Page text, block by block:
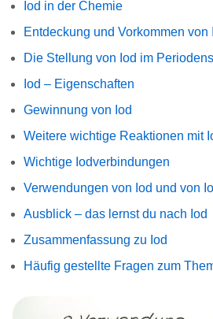
Iod in der Chemie
Entdeckung und Vorkommen von
Die Stellung von Iod im
Iod – Eigenschaften
Gewinnung von Iod
Weitere wichtige Reaktionen mit
Wichtige Iodverbindungen
Verwendungen von Iod und von
Ausblick – das lernst du nach Iod
Zusammenfassung zu Iod
Häufig gestellte Fragen zum